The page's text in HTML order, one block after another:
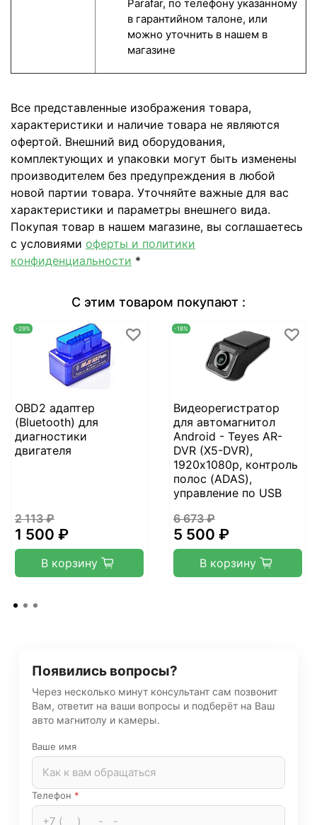
Parafar, по телефону указанному
в гарантийном талоне, или
можно уточнить в нашем в
магазине
Все представленные изображения товара,
характеристики и наличие товара не являются
офертой. Внешний вид оборудования,
комплектующих и упаковки могут быть изменены
производителем без предупреждения в любой
новой партии товара. Уточняйте важные для вас
характеристики и параметры внешнего вида.
Покупая товар в нашем магазине, вы соглашаетесь
с условиями оферты и политики
конфиденциальности *
С этим товаром покупают :
-29%
OBD2 адаптер
(Bluetooth) для
диагностики
двигателя
2 113 ₽
1 500 ₽
В корзину
-18%
Видеорегистратор
для автомагнитол
Android - Teyes AR-
DVR (X5-DVR),
1920х1080p, контроль
полос (ADAS),
управление по USB
6 673 ₽
5 500 ₽
В корзину
Появились вопросы?
Через несколько минут консультант сам позвонит
Вам, ответит на ваши вопросы и подберёт на Ваш
авто магнитолу и камеры.
Ваше имя
Телефон *